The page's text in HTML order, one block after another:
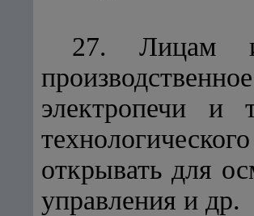
27. Лицам
электропечи и
открывать для
управления и др.